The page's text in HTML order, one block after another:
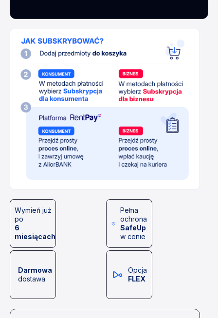
Wymień już
po
6
miesiącach
Pełna
ochrona
SafeUp
w cenie
Darmowa
dostawa
Opcja
FLEX